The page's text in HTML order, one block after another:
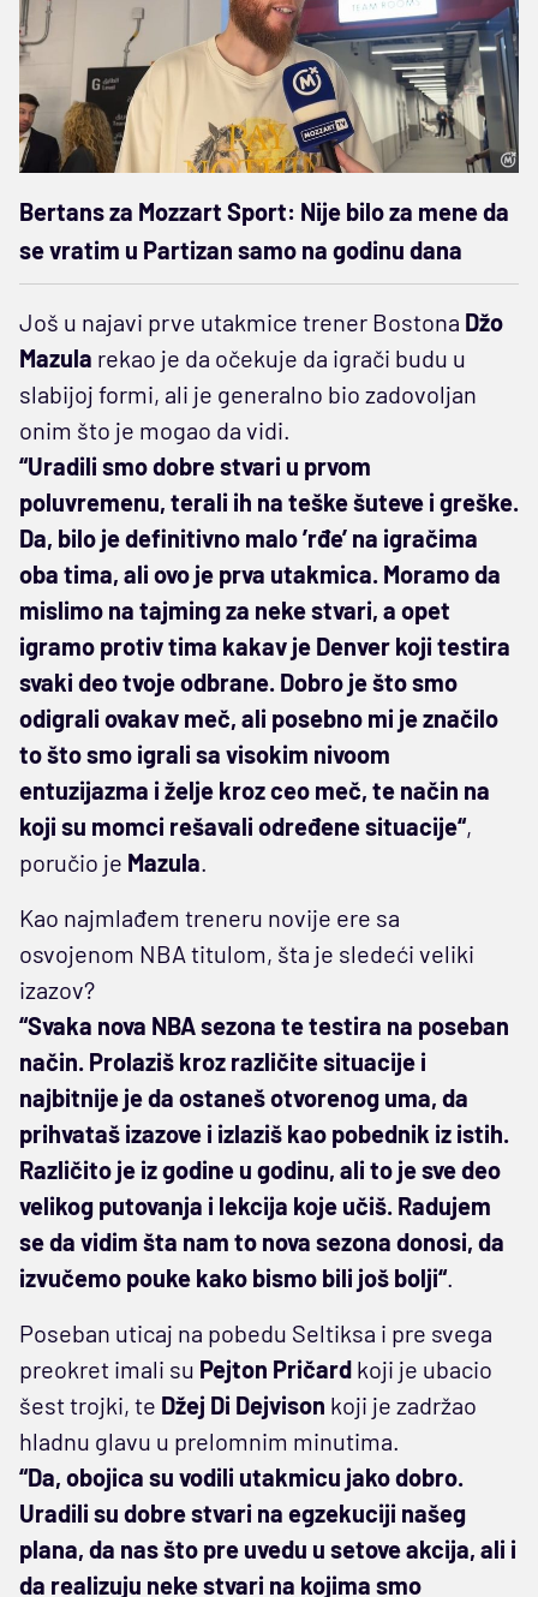
Bertans za Mozzart Sport: Nije bilo za mene da
se vratim u Partizan samo na godinu dana
Još u najavi prve utakmice trener Bostona Džo
Mazula rekao je da očekuje da igrači budu u
slabijoj formi, ali je generalno bio zadovoljan
onim što je mogao da vidi.
“Uradili smo dobre stvari u prvom
poluvremenu, terali ih na teške šuteve i greške.
Da, bilo je definitivno malo ’rđe’ na igračima
oba tima, ali ovo je prva utakmica. Moramo da
mislimo na tajming za neke stvari, a opet
igramo protiv tima kakav je Denver koji testira
svaki deo tvoje odbrane. Dobro je što smo
odigrali ovakav meč, ali posebno mi je značilo
to što smo igrali sa visokim nivoom
entuzijazma i želje kroz ceo meč, te način na
koji su momci rešavali određene situacije“,
poručio je Mazula
Kao najmlađem treneru novije ere sa
osvojenom NBA titulom, šta je sledeći veliki
izazov?
“Svaka nova NBA sezona te testira na poseban
način. Prolaziš kroz različite situacije i
najbitnije je da ostaneš otvorenog uma, da
prihvataš izazove i izlaziš kao pobednik iz istih.
Različito je iz godine u godinu, ali to je sve deo
velikog putovanja i lekcija koje učiš. Radujem
se da vidim šta nam to nova sezona donosi, da
izvučemo pouke kako bismo bili još bolji“.
Poseban uticaj na pobedu Seltiksa i pre svega
preokret imali su Pejton Pričard koji je ubacio
šest trojki, te Džej Di Dejvison koji je zadržao
hladnu glavu u prelomnim minutima.
“Da, obojica su vodili utakmicu jako dobro.
Uradili su dobre stvari na egzekuciji našeg
plana, da nas što pre uvedu u setove akcija, ali i
da realizuju neke stvari na kojima smo